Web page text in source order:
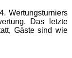
Wertungsturniers
Das letzte
Gäste sind wie